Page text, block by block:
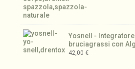
Yosnell -
bruciagrassi con
42,00 €